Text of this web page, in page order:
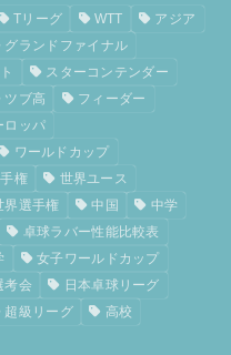
Tリーグ WTT
アジア
グランドファイナル
スターコンテンダー
ツブ高
フィーダー
ロッパ
ワールドカップ
権
世界ユース
界選手権 中国
中学
卓球ラバー性能比較表
女子ワールドカップ
考会
日本卓球リーグ
超級リーグ 高校